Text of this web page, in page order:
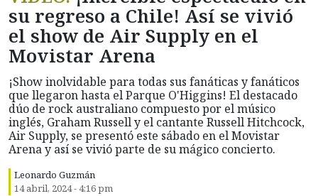
su regreso a Chile! Así se vivió
el show de Air Supply en el
Movistar Arena
¡Show inolvidable para todas sus fanáticas y fanáticos
que llegaron hasta el Parque O'Higgins! El destacado
dúo de rock australiano compuesto por el músico
inglés, Graham Russell y el cantante Russell Hitchcock,
Air Supply, se presentó este sábado en el Movistar
Arena y así se vivió parte de su mágico concierto.
Leonardo Guzmán
14 abril, 2024 - 4:16 pm